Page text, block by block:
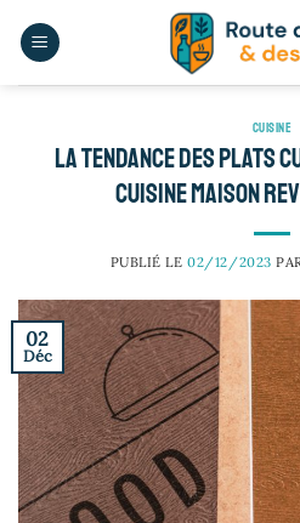
CUISINE
La tendance des plats
cuisine maison
PUBLIÉ LE02/12/2023
02
Déc